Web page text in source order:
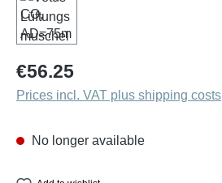
Regular price:
€56.25
Prices incl. VAT plus shipping costs
No longer available